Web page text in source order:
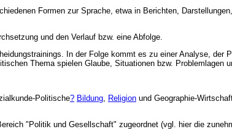
Formen zur Sprache, etwa in Berichten,
und den Verlauf bzw. eine Abfolge.
In der Folge kommt es zu einer Analyse, der
Thema spielen Glaube, Situationen bzw.
Politische? Bildung Religion und Geographie-
"Politik und Gesellschaft" zugeordnet (vgl. hier die